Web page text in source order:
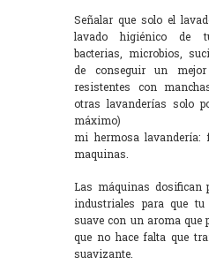
Señalar que solo el
lavado higiénico de
bacterias, microbios,
de conseguir un
resistentes con
otras lavanderías solo
máximo)
mi hermosa lavandería:
maquinas.
Las máquinas dosifican
industriales para que
suave con un aroma que
que no hace falta que
suavizante.